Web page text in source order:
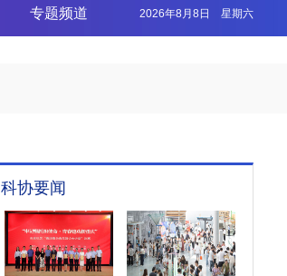
专题频道 2026年8月8日 星期六
科协要闻